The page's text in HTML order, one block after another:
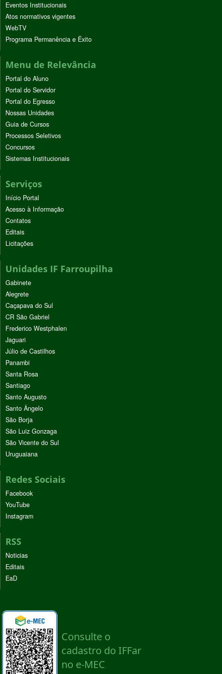
Eventos Institucionais
Atos normativos vigentes
WebTV
Programa Permanência e Êxito
Menu de Relevância
Portal do Aluno
Portal do Servidor
Portal do Egresso
Nossas Unidades
Guia de Cursos
Processos Seletivos
Concursos
Sistemas Institucionais
Serviços
Início Portal
Acesso à Informação
Contatos
Editais
Licitações
Unidades IF Farroupilha
Gabinete
Alegrete
Caçapava do Sul
CR São Gabriel
Frederico Westphalen
Jaguari
Júlio de Castilhos
Panambi
Santa Rosa
Santiago
Santo Augusto
Santo Ângelo
São Borja
São Luiz Gonzaga
São Vicente do Sul
Uruguaiana
Redes Sociais
Facebook
YouTube
Instagram
RSS
Noticias
Editais
EaD